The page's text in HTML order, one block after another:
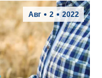
Авг 2 2022